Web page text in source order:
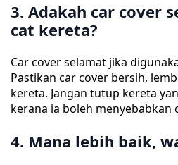
3. Adakah car cover
cat kereta?
Car cover selamat jika
Pastikan car cover bersih,
kereta. Jangan tutup kereta
kerana ia boleh menyebabkan
4. Mana lebih baik,